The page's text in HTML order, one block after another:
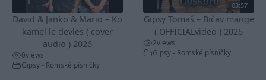
David & Janko & Mario – Ko
kamel le devles ( cover
audio ) 2026
0views
Gipsy - Romské písničky
03:57
Gipsy Tomaš – Bičav mange
( OFFICIALvideo ) 2026
2views
Gipsy - Romské písničky